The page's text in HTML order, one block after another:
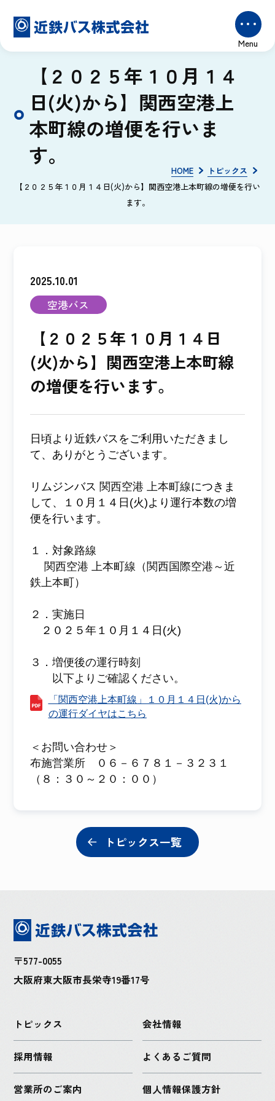
【２０２５年１０月１４
日(火)から】関西空港上
本町線の増便を行いま
す。
HOME
トピックス
【２０２５年１０月１４日(火)から】関西空港上本町線の増便を行い
ます。
2025.10.01
空港バス
【２０２５年１０月１４日
(火)から】関西空港上本町線
の増便を行います。
日頃より近鉄バスをご利用いただきまし
て、ありがとうございます。
リムジンバス 関西空港 上本町線につきま
して、１０月１４日(火)より運行本数の増
便を行います。
１．対象路線
関西空港 上本町線（関西国際空港～近
鉄上本町）
２．実施日
２０２５年１０月１４日(火)
３．増便後の運行時刻
以下よりご確認ください。
「関西空港上本町線」１０月１４日(火)から
の運行ダイヤはこちら
＜お問い合わせ＞
布施営業所 ０６－６７８１－３２３１
（８：３０～２０：００）
トピックス一覧
〒577-0055
大阪府東大阪市長栄寺19番17号
トピックス 会社情報
採用情報 よくあるご質問
営業所のご案内 個人情報保護方針